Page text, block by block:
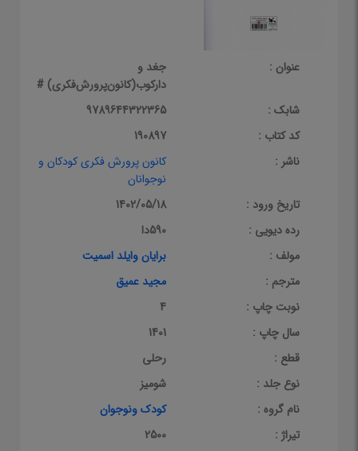
عنوان :
جغد و
دارکوب(کانون‌پرورش‌فکری) #
شابک :
9789644322365
کد کتاب :
190897
ناشر :
کانون پرورش فکری کودکان و
نوجوانان
تاریخ ورود :
1402/05/18
رده دیویی :
590دا
مولف :
برایان وایلد اسمیت
مترجم :
مجید عمیق
نوبت چاپ :
4
سال چاپ :
1401
قطع :
رحلی
نوع جلد :
شومیز
نام گروه :
کودک ونوجوان
تیراژ :
2500